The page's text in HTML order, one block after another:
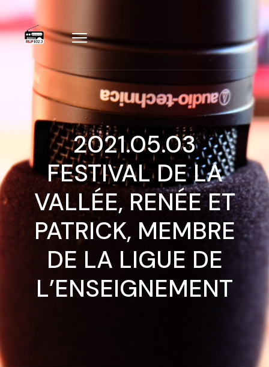
2021.05.03
FESTIVAL DE LA
VALLÉE, RENÉE ET
PATRICK, MEMBRE
DE LA LIGUE DE
L’ENSEIGNEMENT